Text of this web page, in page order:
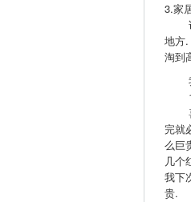
3.家
说
地方
淘到
我
1.
喜
完就
么巨
几个
我下
贵.